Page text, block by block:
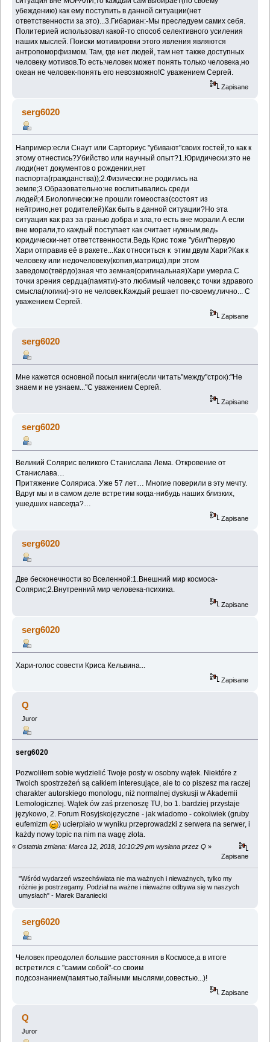
убеждению) как ему поступить в данной ситуации(нет
ответственности за это)...3.Гибариан:-Мы преследуем самих себя.
Политерией использовал какой-то способ селективного усиления
наших мыслей. Поиски мотивировки этого явления являются
антропоморфизмом. Там, где нет людей, там нет также доступных
человеку мотивов.То есть:человек может понять только человека,но
океан не человек-понять его невозможно!С уважением Сергей.
Zapisane
serg6020
Например:если Снаут или Сарториус "убивают"своих гостей,то как к
этому отнестись?Убийство или научный опыт?1.Юридически:это не
люди(нет документов о рождении,нет
паспорта(гражданства));2.Физически:не родились на
земле;3.Образовательно:не воспитывались среди
людей;4.Биологически:не прошли гомеостаз(состоят из
нейтрино,нет родителей)Как быть в данной ситуации?Но эта
ситуация как раз за гранью добра и зла,то есть вне морали.А если
вне морали,то каждый поступает как считает нужным,ведь
юридически-нет ответственности.Ведь Крис тоже "убил"первую
Хари отправив её в ракете...Как относиться к этим двум Хари?Как к
человеку или недочеловеку(копия,матрица),при этом
заведомо(твёрдо)зная что земная(оригинальная)Хари умерла.С
точки зрения сердца(памяти)-это любимый человек,с точки здравого
смысла(логики)-это не человек.Каждый решает по-своему,лично... С
уважением Сергей.
Zapisane
serg6020
Мне кажется основной посыл книги(если читать"между"строк):"Не
знаем и не узнаем..."С уважением Сергей.
Zapisane
serg6020
Великий Солярис великого Станислава Лема. Откровение от
Станислава…
Притяжение Соляриса. Уже 57 лет… Многие поверили в эту мечту.
Вдруг мы и в самом деле встретим когда-нибудь наших близких,
ушедших навсегда?…
Zapisane
serg6020
Две бесконечности во Вселенной:1.Внешний мир космоса-
Солярис;2.Внутренний мир человека-психика.
Zapisane
serg6020
Хари-голос совести Криса Кельвина...
Zapisane
Q
Juror
serg6020
Pozwoliłem sobie wydzielić Twoje posty w osobny wątek. Niektóre z
Twoich spostrzeżeń są całkiem interesujące, ale to co piszesz ma raczej
charakter autorskiego monologu, niż normalnej dyskusji w Akademii
Lemologicznej. Wątek ów zaś przenoszę TU, bo 1. bardziej przystaje
językowo, 2. Forum Rosyjskojęzyczne - jak wiadomo - cokolwiek (gruby
eufemizm
) ucierpiało w wyniku przeprowadzki z serwera na serwer, i
każdy nowy topic na nim na wagę złota.
« Ostatnia zmiana: Marca 12, 2018, 10:10:29 pm wysłana przez Q »
Zapisane
"Wśród wydarzeń wszechświata nie ma ważnych i nieważnych, tylko my
różnie je postrzegamy. Podział na ważne i nieważne odbywa się w naszych
umysłach" - Marek Baraniecki
serg6020
Человек преодолел большие расстояния в Космосе,а в итоге
встретился с "самим собой"-со своим
подсознанием(памятью,тайными мыслями,совестью...)!
Zapisane
Q
Juror